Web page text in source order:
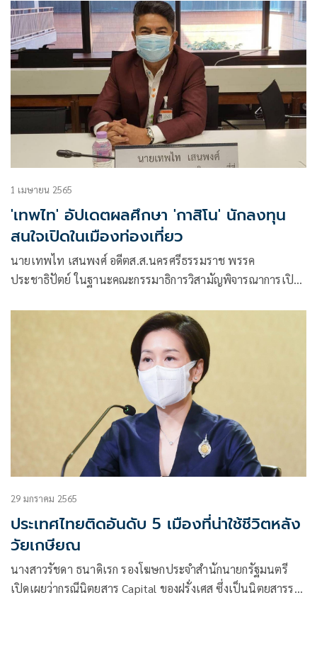
“กรุงเทพฯ” ได้รับรางวัลจาก Global Destination Sustainability
Index (GDS-Index)
1 เมษายน 2565
'เทพไท' อัปเดตผลศึกษา 'กาสิโน' นักลงทุน
สนใจเปิดในเมืองท่องเที่ยว
นายเทพไท เสนพงศ์ อดีตส.ส.นครศรีธรรมราช พรรค
ประชาธิปัตย์ ในฐานะคณะกรรมาธิการวิสามัญพิจารณาการเปิด
เก็บรายได้ และภาษีจากธุรกิจกาสิโนถูกกฎหมาย
29 มกราคม 2565
ประเทศไทยติดอันดับ 5 เมืองที่น่าใช้ชีวิตหลัง
วัยเกษียณ
นางสาวรัชดา ธนาดิเรก รองโฆษกประจำสำนักนายกรัฐมนตรี
เปิดเผยว่ากรณีนิตยสาร Capital ของฝรั่งเศส ซึ่งเป็นนิตยสารราย